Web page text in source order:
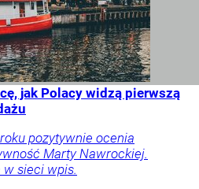
jak Polacy widzą pierwszą
pozytywnie ocenia
Marty Nawrockiej.
w sieci wpis.